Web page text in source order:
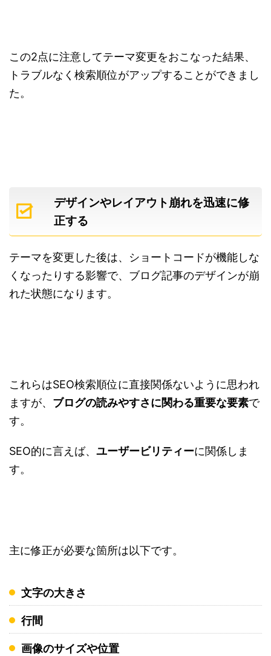
この2点に注意してテーマ変更をおこなった結果、
トラブルなく検索順位がアップすることができまし
た。
デザインやレイアウト崩れを迅速に修
正する
テーマを変更した後は、ショートコードが機能しな
くなったりする影響で、ブログ記事のデザインが崩
れた状態になります。
これらはSEO検索順位に直接関係ないように思われ
ますが、 ブログの読みやすさに関わる重要な要素で
す。
SEO的に言えば、 ユーザービリティーに関係しま
す。
主に修正が必要な箇所は以下です。
文字の大きさ
行間
画像のサイズや位置